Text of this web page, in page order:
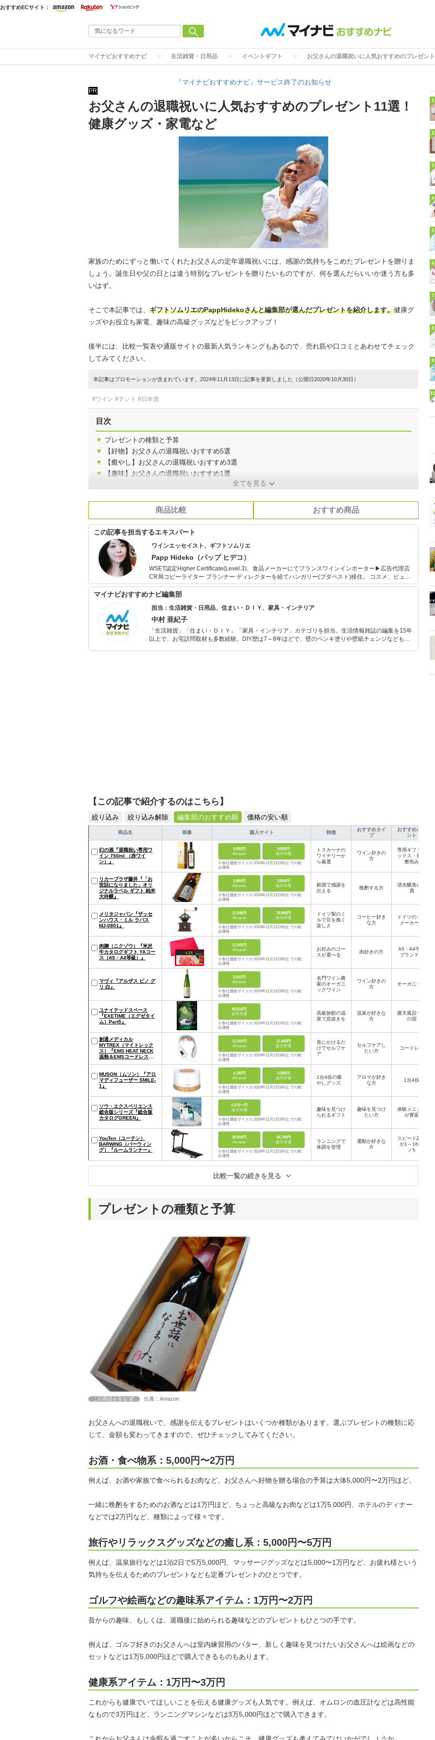
おすすめECサイト：
マイナビおすすめナビ 生活雑貨・日用品 イベントギフト お父さんの退職祝いに人気おすすめのプレゼン
『マイナビおすすめナビ』サービス終了のお知らせ
PR
お父さんの退職祝いに人気おすすめのプレゼント11選！
健康グッズ・家電など
家族のためにずっと働いてくれたお父さんの定年退職祝いには、感謝の気持ちをこめたプレゼントを贈りま
しょう。誕生日や父の日とは違う特別なプレゼントを贈りたいものですが、何を選んだらいいか迷う方も多
いはず。
そこで本記事では、 ギフトソムリエのPappHidekoさんと編集部が選んだプレゼントを紹介します。健康グ
ッズやお役立ち家電、趣味の高級グッズなどをピックアップ！
後半には、比較一覧表や通販サイトの最新人気ランキングもあるので、売れ筋や口コミとあわせてチェック
してみてください。
本記事はプロモーションが含まれています。2024年11月13日に記事を更新しました（公開日2020年10月30日）
#ワイン #テント #日本酒
目次
▼ プレゼントの種類と予算
▼
【好物】お父さんの退職祝いおすすめ5選
▼
【癒やし】お父さんの退職祝いおすすめ3選
▼
【趣味】お父さんの退職祝いおすすめ1選
全てを見る
商品比較 おすすめ商品
この記事を担当するエキスパート
ワインエッセイスト、ギフトソムリエ
Papp Hideko（パップ ヒデコ）
WSET認定Higher Certificate(Level.3)、食品メーカーにてフランスワインインポーター▶広告代理店
CR局コピーライター プランナー ディレクターを経てハンガリー(ブダペスト)移住。 コスメ、ビュー
ティ、ファッション、インテリアグッズ、文房具とありとあらゆる商品のコピーライティングを手が
けてきた経験から様々な商品知識に精通し、ギフトセレクト系記事も多数執筆。メディア等現地メデ
中。 在ブダペスト・ワインエージェント”クルティエ“。一般社団法人国際芸術文化交流日本ハンガリ
ーワイン協会ハンガリー支部・理事。日経xwomanアンバサダー。ブダペスト＆東京でワインイベン
ト企画多数開催。ワイナリー取材撮影を精力的に行いハンガリーのワインメディア雑誌にも出演。
マイナビおすすめナビ編集部
担当：生活雑貨・日用品、住まい・ＤＩＹ、家具・インテリア
中村 亜紀子
「生活雑貨」「住まい・ＤＩＹ」「家具・インテリア」カテゴリを担当。生活情報雑誌の編集を15年
以上で、お宅訪問取材も多数経験。DIY歴は7～8年ほどで、壁のペンキ塗りや壁紙チェンジなどもチ
【この記事で紹介するのはこちら】
絞り込み 絞り込み解除 編集部のおすすめ順 価格の安い順
商品名 画像 購入サイト 特徴
おすすめタイ
プ
おすすめポイ
ント
幻の酒『退職祝い専用ワ
イン 750ml （赤ワイ
ン）』
8,800円
Amazon
8,800円
楽天市場
※各社通販サイトの 2024年11月12日時点 での税
込価格
トスカーナの
ワイナリーか
ら厳選
ワイン好きの
方
専用ギフトボ
ックス・風呂
敷包み
リカープラザ藤井『「お
世話になりました」オリ
ジナルラベル ギフト 純米
大吟醸』
3,864円
Amazon
3,864円
楽天市場
※各社通販サイトの 2024年11月12日時点 での税
込価格
銘酒で感謝を
伝える
晩酌する方
清水醸造のお
酒
メリタジャパン『ザッセ
ンハウス・ミル ラパス
MJ-0801』
21,846円
Amazon
15,860円
楽天市場
※各社通販サイトの 2024年11月12日時点 での税
込価格
ドイツ製のミ
ルで豆を挽く
楽しさ
コーヒー好き
な方
ドイツのミル
メーカー製
肉贈（ニクゾウ）『米沢
牛カタログギフト YAコー
ス（A5・A4等級）』
11,000円
Amazon
※各社通販サイトの 2024年11月12日時点 での税
込価格
お好みのコー
スが選べる
肉好きの方
A5・A4等級
ブランド肉
マヴィ『アルザス ピノ グ
リ 白』
5,910円
Amazon
※各社通販サイトの 2024年11月12日時点 での税
込価格
名門ワイン農
家のオーガニ
ックワイン
ワイン好きの
方
オーガニック
ユナイテッドスペース
『EXETIME（エグゼタイ
ム）Part5』
60,610円
楽天市場
※各社通販サイトの 2024年11月12日時点 での税
込価格
高級旅館の温
泉で息抜きを
温泉が好きな
方
露天風呂つき
の宿
創通メディカル
MYTREX（マイトレック
ス）『EMS HEAT NECK
温熱＆EMSコードレス温
11,660円
Amazon
11,660円
楽天市場
※各社通販サイトの 2024年11月12日時点 での税
込価格
首にかけるだ
けでセルフケ
ア
セルフケアし
たい方
コードレス
MUSON（ムソン）『アロ
マディフューザー SMILE-
1』
4,180円
Amazon
4,580円
楽天市場
※各社通販サイトの 2024年11月12日時点 での税
込価格
1台4役の癒
やしグッズ
アロマが好き
な方
1台4役
ソウ・エクスペリエンス
総合版シリーズ『総合版
カタログGREEN』
6,875〜円
楽天市場
※各社通販サイトの 2024年11月12日時点 での税
込価格
趣味を見つけ
られるギフト
趣味を見つけ
たい方
体験メニュー
が豊富
YouTen（ユーテン）
BARWING（バーウィン
グ）『ルームランナー』
39,800円
Amazon
44,700円
楽天市場
※各社通販サイトの 2024年11月12日時点 での税
込価格
ランニングで
体調を管理
運動が好きな
方
スピード調節
が1～16km
／h
比較一覧の続きを見る
プレゼントの種類と予算
この商品を見る 出典：Amazon
お父さんへの退職祝いで、感謝を伝えるプレゼントはいくつか種類があります。選ぶプレゼントの種類に応
じて、金額も変わってきますので、ぜひチェックしてみてください。
お酒・食べ物系：5,000円〜2万円
例えば、お酒や家族で食べられるお肉など、お父さんへ好物を贈る場合の予算は大体5,000円〜2万円ほど。
一緒に晩酌をするためのお酒などは1万円ほど、ちょっと高級なお肉などは1万5,000円、ホテルのディナー
などでは2万円など、種類によって様々です。
旅行やリラックスグッズなどの癒し系：5,000円〜5万円
例えば、温泉旅行などは1泊2日で5万5,000円、マッサージグッズなどは5,000〜1万円など、お疲れ様という
気持ちを伝えるためのプレゼントなども定番プレゼントのひとつです。
ゴルフや絵画などの趣味系アイテム：1万円〜2万円
昔からの趣味、もしくは、退職後に始められる趣味などのプレゼントもひとつの手です。
例えば、ゴルフ好きのお父さんへは室内練習用のパター、新しく趣味を見つけたいお父さんへは絵画などの
セットなどは1万5,000円ほどで購入できるものもあります。
健康系アイテム：1万円〜3万円
これからも健康でいてほしいことを伝える健康グッズも人気です。例えば、オムロンの血圧計などは高性能
なもので3万円ほど、ランニングマシンなどは3万5,000円ほどで購入できます。
1
2
3
4
5
6
7
8
9